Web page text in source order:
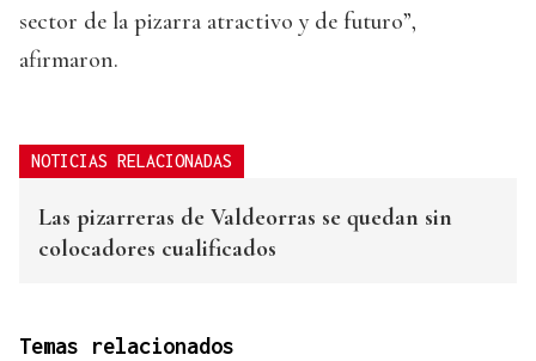
sector de la pizarra atractivo y de futuro”,
afirmaron.
NOTICIAS RELACIONADAS
Las pizarreras de Valdeorras se quedan sin
colocadores cualificados
Temas relacionados